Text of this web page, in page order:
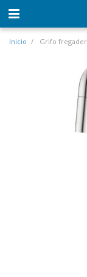
Inicio Grifo